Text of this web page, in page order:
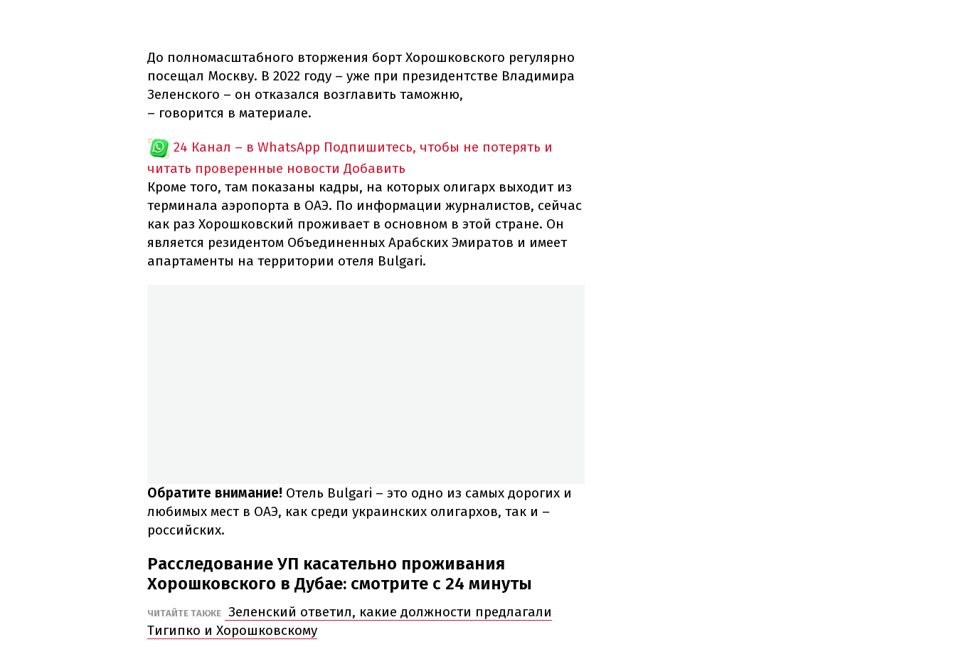
До полномасштабного вторжения борт Хорошковского регулярно
посещал Москву. В 2022 году – уже при президентстве Владимира
Зеленского – он отказался возглавить таможню,
– говорится в материале.
24 Канал – в WhatsApp Подпишитесь, чтобы не потерять и
читать проверенные новости Добавить
Кроме того, там показаны кадры, на которых олигарх выходит из
терминала аэропорта в ОАЭ. По информации журналистов, сейчас
как раз Хорошковский проживает в основном в этой стране. Он
является резидентом Объединенных Арабских Эмиратов и имеет
апартаменты на территории отеля Bulgari.
Обратите внимание! Отель Bulgari – это одно из самых дорогих и
любимых мест в ОАЭ, как среди украинских олигархов, так и –
российских.
Расследование УП касательно проживания
Хорошковского в Дубае: смотрите с 24 минуты
ЧИТАЙТЕ ТАКЖЕ
Зеленский ответил, какие должности предлагали
Тигипко и Хорошковскому